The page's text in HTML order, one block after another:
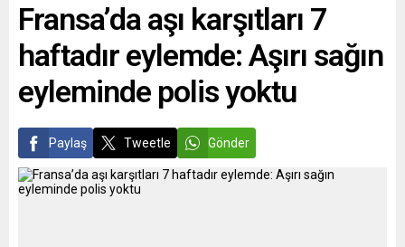
Fransa’da aşı karşıtları 7
haftadır eylemde: Aşırı sağın
eyleminde polis yoktu
Paylaş Tweetle Gönder